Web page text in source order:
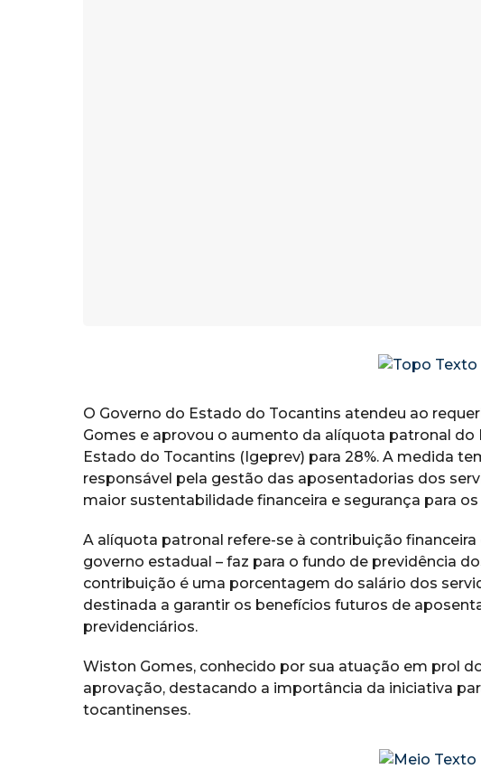
O Governo do Estado do Tocantins atendeu ao
Gomes e aprovou o aumento da alíquota patronal
Estado do Tocantins (Igeprev) para 28%. A medida
responsável pela gestão das aposentadorias dos
maior sustentabilidade financeira e segurança para
A alíquota patronal refere-se à contribuição
governo estadual – faz para o fundo de previdência
contribuição é uma porcentagem do salário dos
destinada a garantir os benefícios futuros de
previdenciários.
Wiston Gomes, conhecido por sua atuação em prol
aprovação, destacando a importância da iniciativa
tocantinenses.